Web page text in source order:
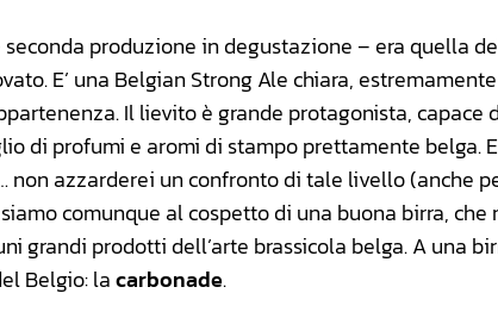
seconda produzione in degustazione – era quella
E’ una Belgian Strong Ale chiara,
Il lievito è grande protagonista, capace
di profumi e aromi di stampo prettamente belga.
non azzarderei un confronto di tale livello (anche
comunque al cospetto di una buona birra,
grandi prodotti dell’arte brassicola belga. A una
Belgio: lacarbonade.